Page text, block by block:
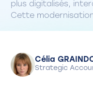
plus digitalisés,
Cette
Célia
Strategic